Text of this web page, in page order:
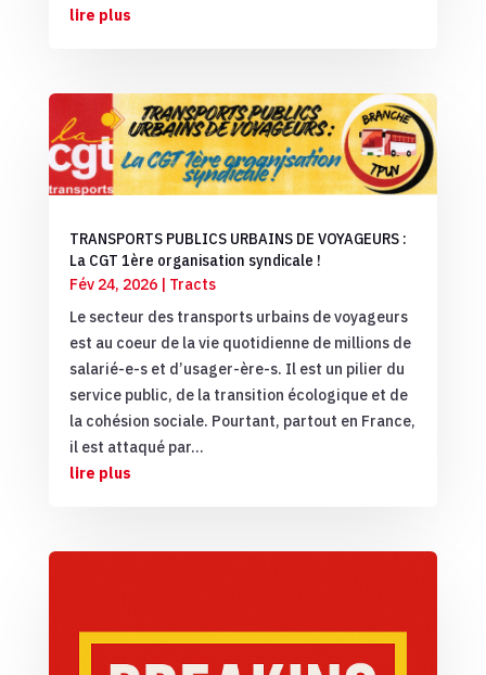
lire plus
TRANSPORTS PUBLICS URBAINS DE VOYAGEURS :
La CGT 1ère organisation syndicale !
Fév 24, 2026| Tracts
Le secteur des transports urbains de voyageurs
est au coeur de la vie quotidienne de millions de
salarié-e-s et d’usager-ère-s. Il est un pilier du
service public, de la transition écologique et de
la cohésion sociale. Pourtant, partout en France,
il est attaqué par...
lire plus